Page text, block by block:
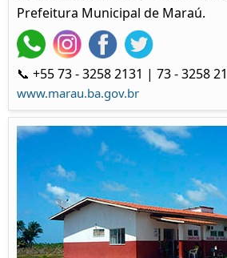
Prefeitura Municipal de Maraú.
📞 +55 73 - 3258 2131 | 73 - 3258
www.marau.ba.gov.br